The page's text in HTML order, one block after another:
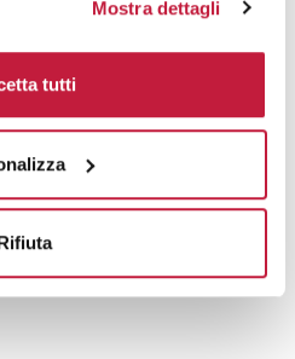
Mostra dettagli
tutti